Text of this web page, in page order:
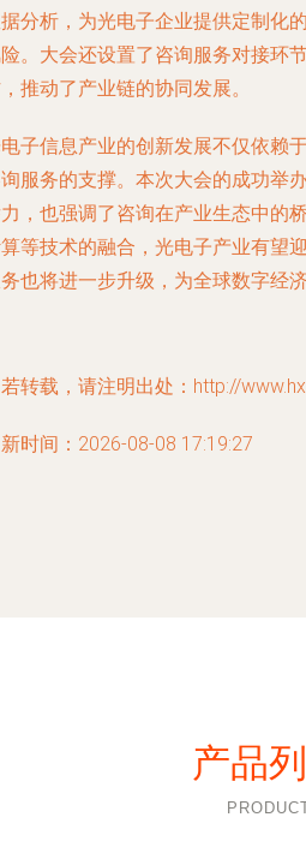
分析，为光电子企业提供定制化
。大会还设置了咨询服务对接环
推动了产业链的协同发展。
子信息产业的创新发展不仅依赖
服务的支撑。本次大会的成功举
，也强调了咨询在产业生态中的
等技术的融合，光电子产业有望
也将进一步升级，为全球数字经
转载，请注明出处：http://
时间：2026-08-08 17:19:27
产品